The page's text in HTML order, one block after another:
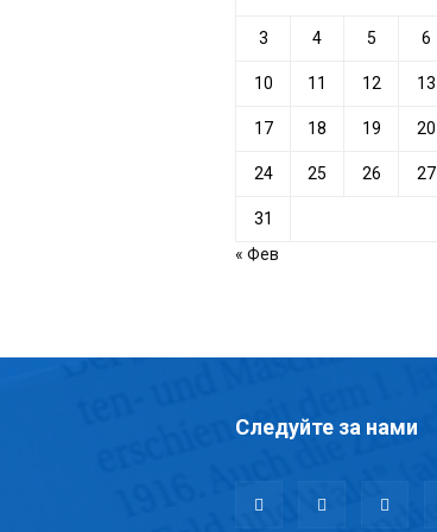
3 4 5 6
10 11 12 13
17 18 19 20
24 25 26 27
31
« Фев
Следуйте за нами